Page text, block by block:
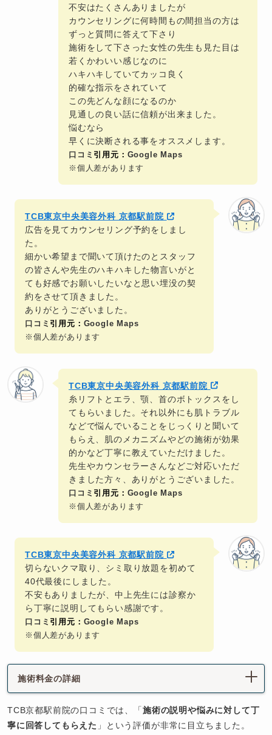
不安はたくさんありましたが
カウンセリングに何時間もの間担当の方は
ずっと質問に答えて下さり
施術をして下さった女性の先生も見た目は
若くかわいい感じなのに
ハキハキしていてカッコ良く
的確な指示をされていて
この先どんな顔になるのか
見通しの良い話に信頼が出来ました。
悩むなら
早くに決断される事をオススメします。
口コミ 引用元： Google Maps
※個人差があります
TCB東京中央美容外科 京都駅前院
広告を見てカウンセリング予約をしまし
た。
細かい希望まで聞いて頂けたのとスタッフ
の皆さんや先生のハキハキした物言いがと
ても好感でお願いしたいなと思い埋没の契
約をさせて頂きました。
ありがとうございました。
口コミ 引用元： Google Maps
※個人差があります
TCB東京中央美容外科 京都駅前院
糸リフトとエラ、顎、首のボトックスをし
てもらいました。それ以外にも肌トラブル
などで悩んでいることをじっくりと聞いて
もらえ、肌のメカニズムやどの施術が効果
的かなど丁寧に教えていただけました。
先生やカウンセラーさんなどご対応いただ
きました方々、ありがとうございました。
口コミ 引用元： Google Maps
※個人差があります
TCB東京中央美容外科 京都駅前院
切らないクマ取り、シミ取り放題を初めて
40代最後にしました。
不安もありましたが、中上先生には診察か
ら丁寧に説明してもらい感謝です。
口コミ 引用元： Google Maps
※個人差があります
施術料金の詳細
TCB京都駅前院の口コミでは、「施術の説明や悩みに対して丁
寧に回答してもらえた 」という評価が非常に目立ちました。